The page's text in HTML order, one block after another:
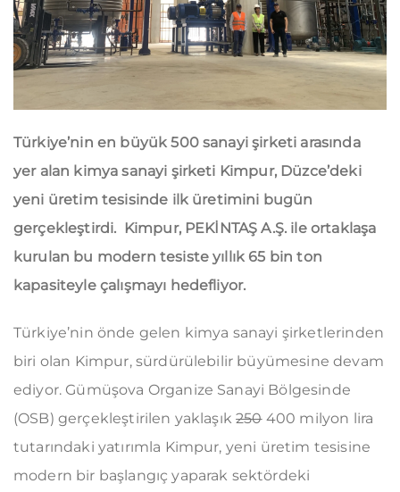
Türkiye’nin en büyük 500 sanayi şirketi arasında
yer alan kimya sanayi şirketi Kimpur, Düzce’deki
yeni üretim tesisinde ilk üretimini bugün
gerçekleştirdi. Kimpur, PEKİNTAŞ A.Ş. ile ortaklaşa
kurulan bu modern tesiste yıllık 65 bin ton
kapasiteyle çalışmayı hedefliyor.
Türkiye’nin önde gelen kimya sanayi şirketlerinden
biri olan Kimpur, sürdürülebilir büyümesine devam
ediyor. Gümüşova Organize Sanayi Bölgesinde
(OSB) gerçekleştirilen yaklaşık250400 milyon lira
tutarındaki yatırımla Kimpur, yeni üretim tesisine
modern bir başlangıç yaparak sektördeki